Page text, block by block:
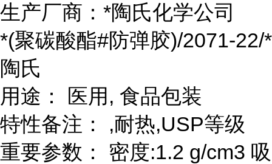
生产厂商：*陶氏化学公司
*(聚碳酸酯#防弹胶)/2071-22/*
陶氏
用途： 医用, 食品包装
特性备注： ,耐热,USP等级
重要参数： 密度:1.2 g/cm3 吸